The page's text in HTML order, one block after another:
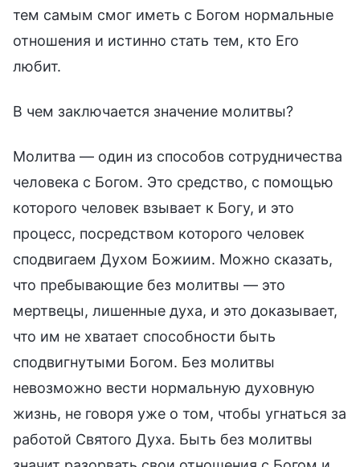
тем самым смог иметь с Богом нормальные
отношения и истинно стать тем, кто Его
любит.
В чем заключается значение молитвы?
Молитва — один из способов сотрудничества
человека с Богом. Это средство, с помощью
которого человек взывает к Богу, и это
процесс, посредством которого человек
сподвигаем Духом Божиим. Можно сказать,
что пребывающие без молитвы — это
мертвецы, лишенные духа, и это доказывает,
что им не хватает способности быть
сподвигнутыми Богом. Без молитвы
невозможно вести нормальную духовную
жизнь, не говоря уже о том, чтобы угнаться за
работой Святого Духа. Быть без молитвы